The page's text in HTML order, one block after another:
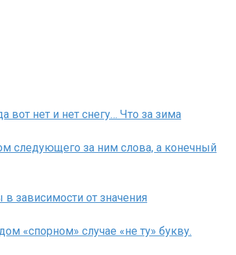
вот нет и нет снегу… Что за зима
следующего за ним слова, а конечный
зависимости от значения
«спорном» случае «не ту» букву.